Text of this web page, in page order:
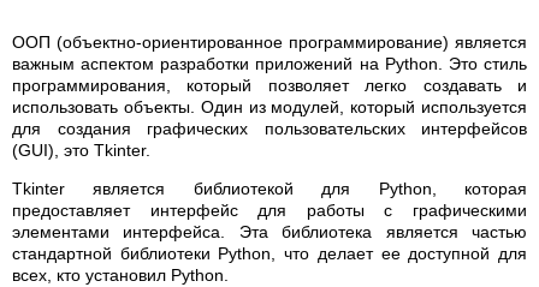
ООП (объектно-ориентированное программирование) является
важным аспектом разработки приложений на Python. Это стиль
программирования, который позволяет легко создавать и
использовать объекты. Один из модулей, который используется
для создания графических пользовательских интерфейсов
(GUI), это Tkinter.
Tkinter является библиотекой для Python, которая
предоставляет интерфейс для работы с графическими
элементами интерфейса. Эта библиотека является частью
стандартной библиотеки Python, что делает ее доступной для
всех, кто установил Python.